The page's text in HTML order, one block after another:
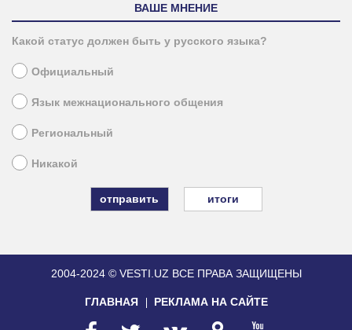
ВАШЕ МНЕНИЕ
Какой статус должен быть у русского языка?
Официальный
Язык межнационального общения
Региональный
Никакой
итоги
2004-2024 © VESTI.UZ ВСЕ ПРАВА ЗАЩИЩЕНЫ
ГЛАВНАЯ РЕКЛАМА НА САЙТЕ